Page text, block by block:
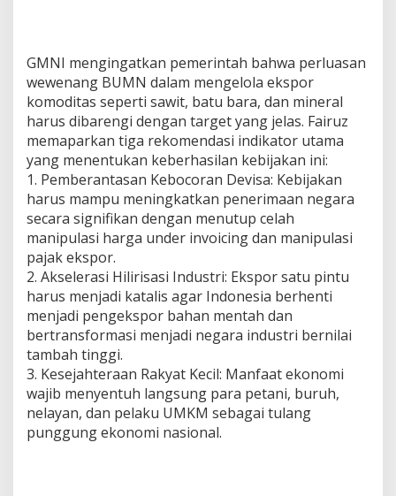
GMNI mengingatkan pemerintah bahwa perluasan
wewenang BUMN dalam mengelola ekspor
komoditas seperti sawit, batu bara, dan mineral
harus dibarengi dengan target yang jelas. Fairuz
memaparkan tiga rekomendasi indikator utama
yang menentukan keberhasilan kebijakan ini:
1. Pemberantasan Kebocoran Devisa: Kebijakan
harus mampu meningkatkan penerimaan negara
secara signifikan dengan menutup celah
manipulasi harga under invoicing dan manipulasi
pajak ekspor.
2. Akselerasi Hilirisasi Industri: Ekspor satu pintu
harus menjadi katalis agar Indonesia berhenti
menjadi pengekspor bahan mentah dan
bertransformasi menjadi negara industri bernilai
tambah tinggi.
3. Kesejahteraan Rakyat Kecil: Manfaat ekonomi
wajib menyentuh langsung para petani, buruh,
nelayan, dan pelaku UMKM sebagai tulang
punggung ekonomi nasional.